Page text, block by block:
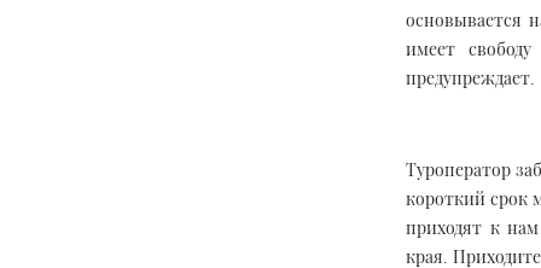
основывается
имеет
предупреждает.
Туроператор
короткий срок
приходят к
края.